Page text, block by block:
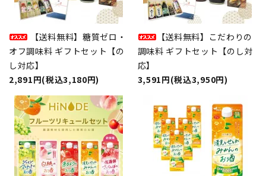
【送料無料】糖質ゼロ・
オフ調味料 ギフトセット【の
し対応】
2,891円(税込3,180円)
【送料無料】こだわりの
調味料 ギフトセット【のし対
応】
3,591円(税込3,950円)